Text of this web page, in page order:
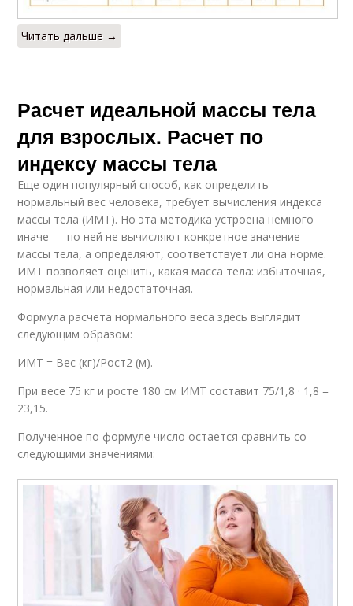
Читать дальше →
Расчет идеальной массы тела
для взрослых. Расчет по
индексу массы тела
Еще один популярный способ, как определить
нормальный вес человека, требует вычисления индекса
массы тела (ИМТ). Но эта методика устроена немного
иначе — по ней не вычисляют конкретное значение
массы тела, а определяют, соответствует ли она норме.
ИМТ позволяет оценить, какая масса тела: избыточная,
нормальная или недостаточная.
Формула расчета нормального веса здесь выглядит
следующим образом:
ИМТ = Вес (кг)/Рост2 (м).
При весе 75 кг и росте 180 см ИМТ составит 75/1,8 · 1,8 =
23,15.
Полученное по формуле число остается сравнить со
следующими значениями: